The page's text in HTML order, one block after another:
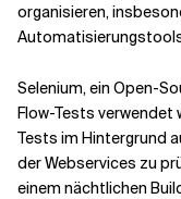
organisieren,
Selenium, ein Open-
Flow-Tests verwendet
Tests im Hintergrund
der Webservices zu
einem nächtlichen